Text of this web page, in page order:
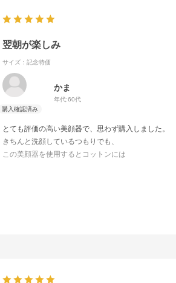
翌朝が楽しみ
サイズ：記念特価
かま
年代:60代
とても評価の高い美顔器で、思わず購入しました。
きちんと洗顔しているつもりでも、
この美顔器を使用するとコットンには